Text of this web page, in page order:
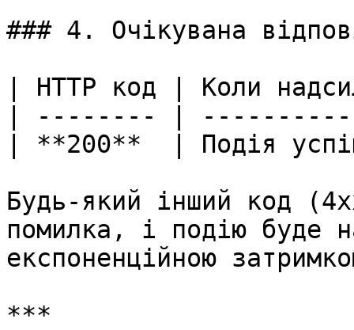
### 4. Очікувана
| HTTP код | Коли
| -------- |
| **200**  | Подія
Будь-який інший код
помилка, і подію буде
експоненційною
***